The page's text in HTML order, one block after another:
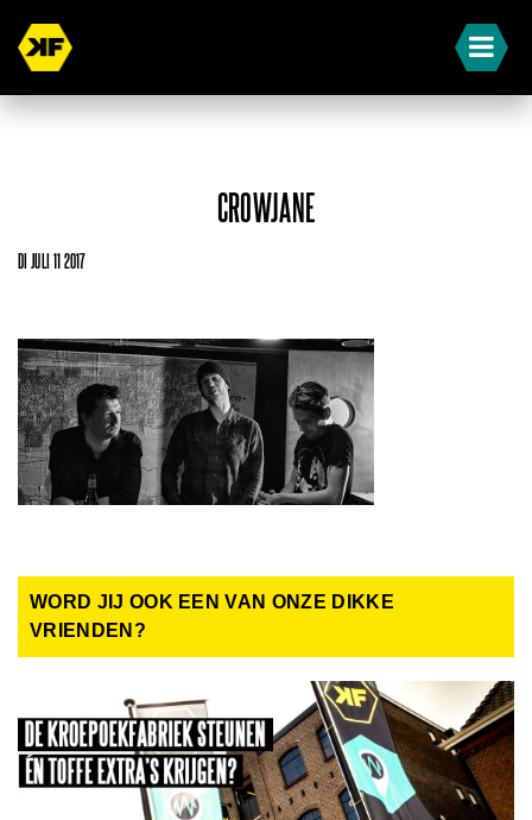
CROWJANE
DI JULI 11 2017
WORD JIJ OOK EEN VAN ONZE DIKKE
VRIENDEN?